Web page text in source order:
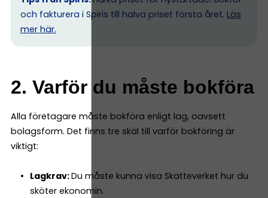
och fakturera i Spiris till halva priset första året. Läs
mer här.
2. Varför du måste bokföra
Alla företagare måste bokföra enligt lag, oavsett
bolagsform. Det finns tre skäl till varför bokföring är
viktigt:
Lagkrav:Du måste kunna visa Skatteverket hur du
sköter ekonomin.